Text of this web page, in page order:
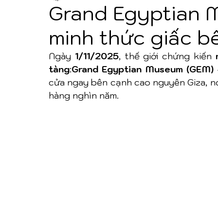
Grand Egyptian
minh thức giấc
Ngày 1/11/2025, thế giới chứng kiến
tàng:Grand Egyptian Museum (GEM)
cửa ngay bên cạnh cao nguyên Giza,
hàng nghìn năm.